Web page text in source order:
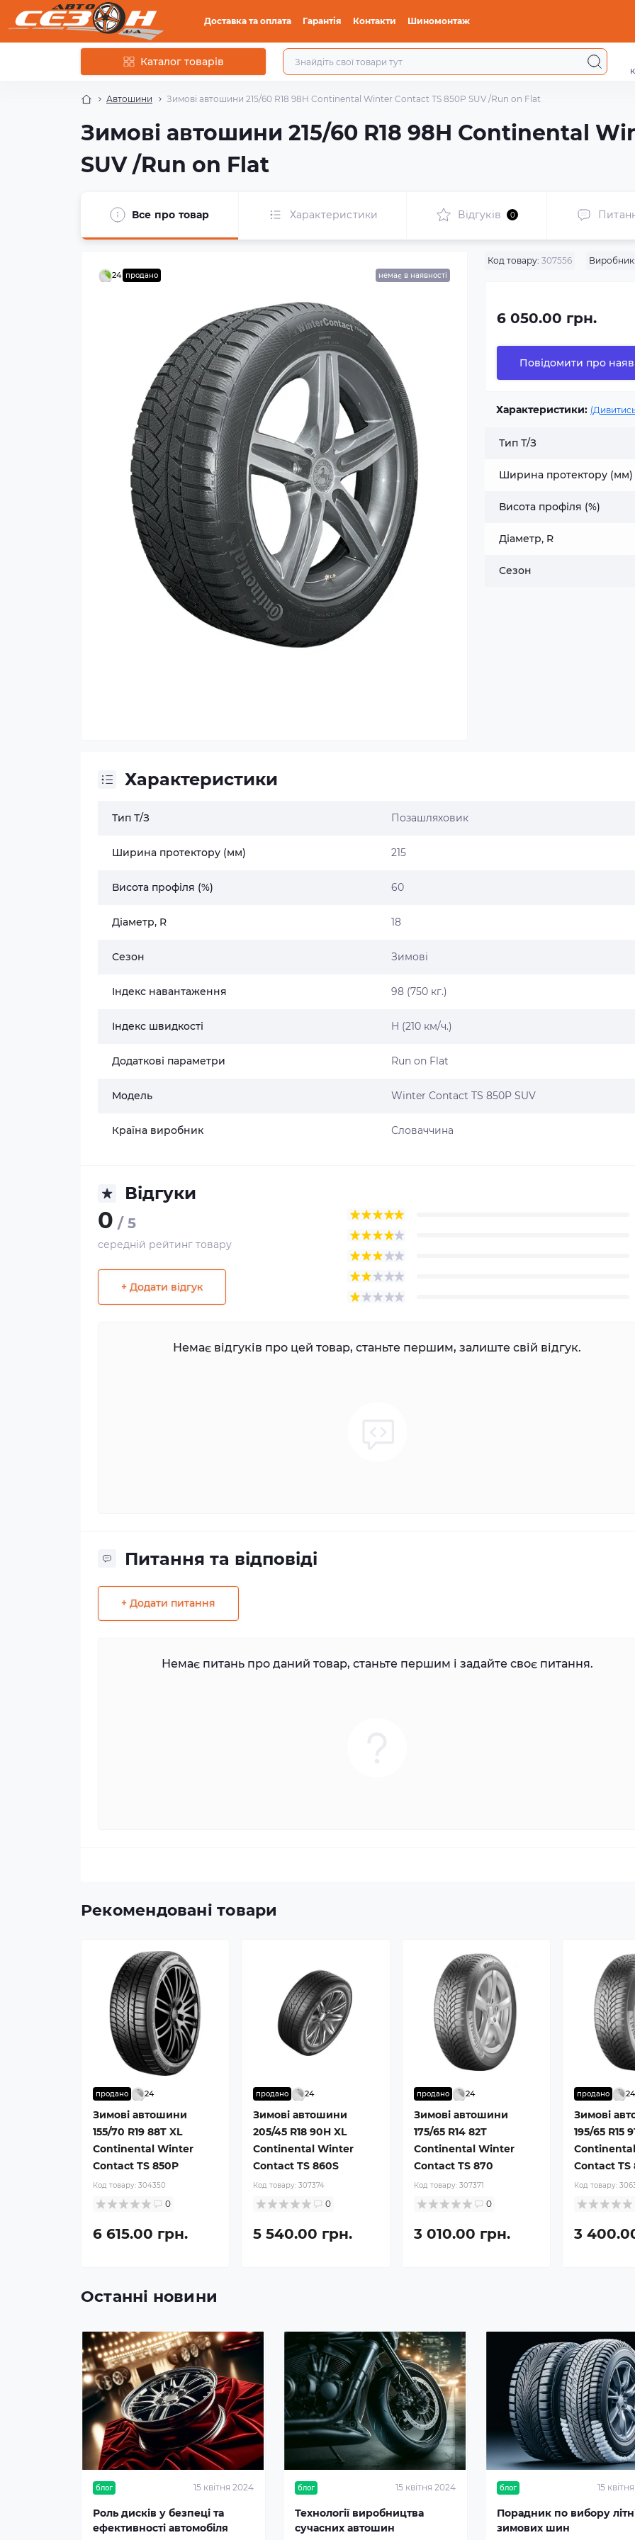
Доставка та оплата Гарантія Контакти Шиномонтаж
Каталог товарів
Автошини Зимові автошини 215/60 R18 98H Continental Winter Contact TS 850P SUV /Run on Flat
Зимові автошини 215/60 R18 98H Continental
SUV /Run on Flat
Все про товар Характеристики Відгуків 0
24 продано немає в наявності
Код товару: 307556
6 050.00 грн.
Повідомити про
Характеристики:
Тип Т/З
Ширина протектору (мм)
Висота профіля (%)
Діаметр, R
Сезон
Характеристики
Тип Т/З Позашляховик
Ширина протектору (мм) 215
Висота профіля (%) 60
Діаметр, R 18
Сезон Зимові
Індекс навантаження 98 (750 кг.)
Індекс швидкості H (210 км/ч.)
Додаткові параметри Run on Flat
Модель Winter Contact TS 850P SUV
Країна виробник Словаччина
Відгуки
0 / 5
середній рейтинг товару
+ Додати відгук
Немає відгуків про цей товар, станьте першим, залиште свій відгук.
Питання та відповіді
+ Додати питання
Немає питань про даний товар, станьте першим і задайте своє питання.
Рекомендовані товари
продано 24
Зимові автошини
155/70 R19 88T XL
Continental Winter
Contact TS 850P
Код товару: 304350
0
6 615.00 грн.
продано 24
Зимові автошини
205/45 R18 90H XL
Continental Winter
Contact TS 860S
Код товару:307374
0
5 540.00 грн.
продано 24
Зимові автошини
175/65 R14 82T
Continental Winter
Contact TS 870
Код товару: 307371
0
3 010.00 грн.
продано 24
Зимові
195/65 R15
Contact TS
Код товару:
3
Останні новини
блог 15 квітня 2024
Роль дисків у безпеці та
ефективності автомобіля
блог 15 квітня 2024
Технології виробництва
сучасних автошин
блог 15
Порадник по вибору
зимових шин